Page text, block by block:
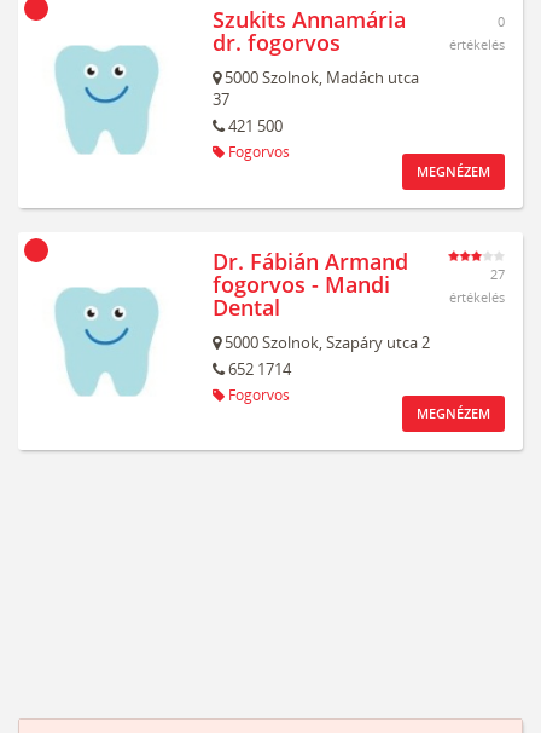
Szukits Annamária
dr. fogorvos
5000Szolnok, Madách utca
37
421 500
Fogorvos
0
értékelés
MEGNÉZEM
Dr. Fábián Armand
fogorvos - Mandi
Dental
5000Szolnok,Szapáry utca 2
652 1714
Fogorvos
27
értékelés
MEGNÉZEM